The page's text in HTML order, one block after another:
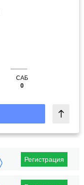
САБ
0
Регистрация